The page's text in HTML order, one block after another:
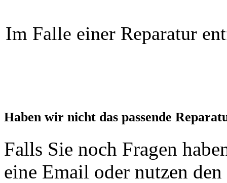
Im Falle einer Reparatur
Haben wir nicht das passende
Falls Sie noch Fragen
eine Email oder nutzen